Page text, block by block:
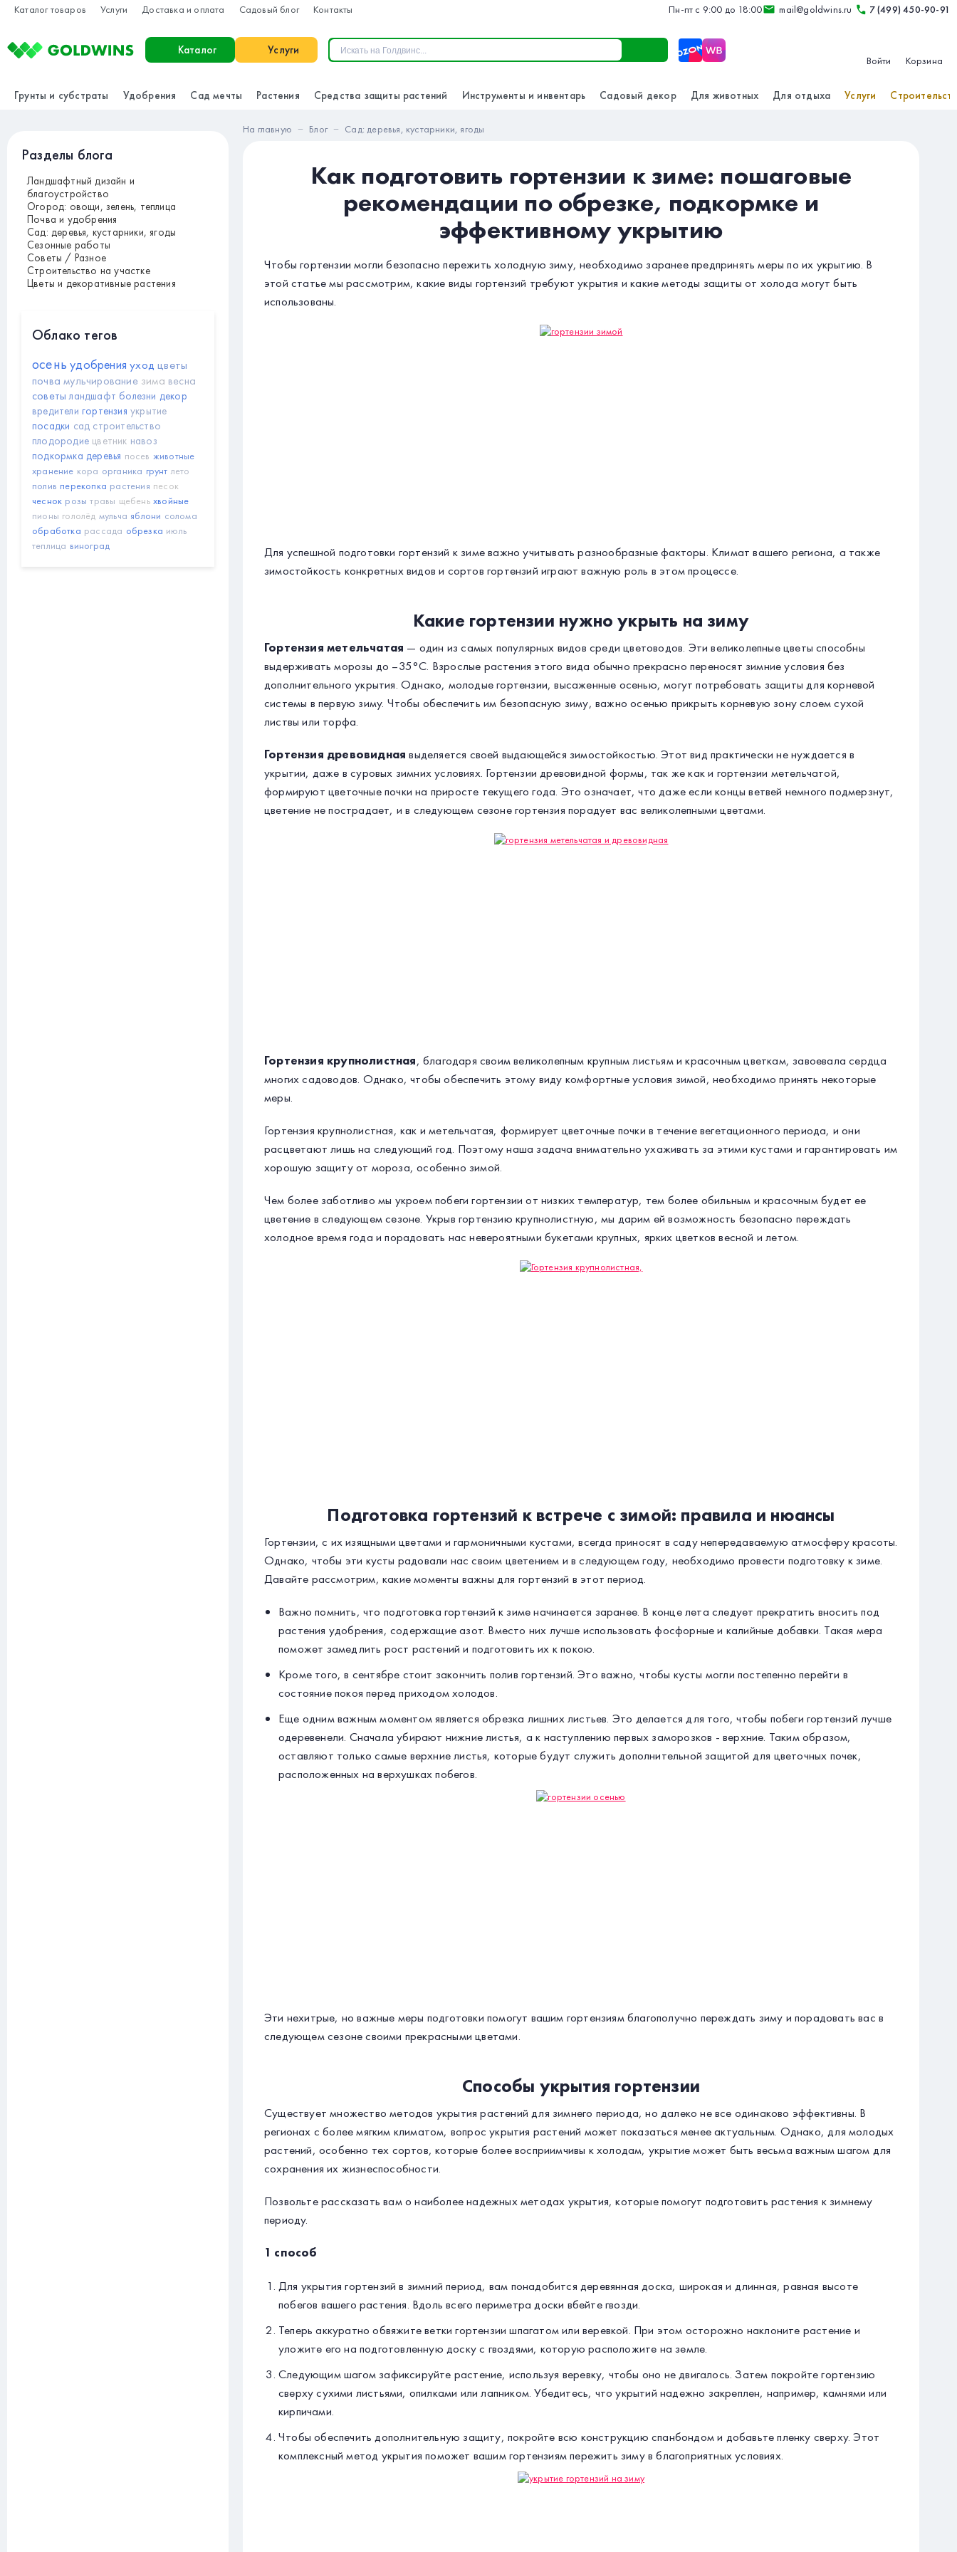
Каталог товаров Услуги Доставка и оплата Садовый блог Контакты Пн-пт с 9:00 до 18:00 mail@goldwins.ru 7 (499) 450-90-91
Каталог Услуги
Корзина
Войти
Грунты и субстраты Удобрения Сад мечты Растения Средства защиты растений Инструменты и инвентарь Садовый декор Для животных Для отдыха Услуги
Разделы блога
Ландшафтный дизайн и
благоустройство
Огород: овощи, зелень, теплица
Почва и удобрения
Сад: деревья, кустарники, ягоды
Сезонные работы
Советы / Разное
Строительство на участке
Цветы и декоративные растения
Облако тегов
осень удобрения уход цветы
почва мульчирование зима весна
советы ландшафт болезни декор
вредители гортензия укрытие
посадки сад строительство
плодородие цветник навоз
подкормка деревья посев животные
хранение кора органика грунт лето
полив перекопка растения песок
чеснок розы травы щебень хвойные
пионы гололёд мульча яблони солома
обработка рассада обрезка июль
теплица виноград
На главную Блог Сад: деревья, кустарники, ягоды
Как подготовить гортензии к зиме: пошаговые
рекомендации по обрезке, подкормке и
эффективному укрытию
Чтобы гортензии могли безопасно пережить холодную зиму, необходимо заранее предпринять меры по их укрытию. В
этой статье мы рассмотрим, какие виды гортензий требуют укрытия и какие методы защиты от холода могут быть
использованы.
Для успешной подготовки гортензий к зиме важно учитывать разнообразные факторы. Климат вашего региона, а также
зимостойкость конкретных видов и сортов гортензий играют важную роль в этом процессе.
Какие гортензии нужно укрыть на зиму
Гортензия метельчатая — один из самых популярных видов среди цветоводов. Эти великолепные цветы способны
выдерживать морозы до –35°C. Взрослые растения этого вида обычно прекрасно переносят зимние условия без
дополнительного укрытия. Однако, молодые гортензии, высаженные осенью, могут потребовать защиты для корневой
системы в первую зиму. Чтобы обеспечить им безопасную зиму, важно осенью прикрыть корневую зону слоем сухой
листвы или торфа.
Гортензия древовидная выделяется своей выдающейся зимостойкостью. Этот вид практически не нуждается в
укрытии, даже в суровых зимних условиях. Гортензии древовидной формы, так же как и гортензии метельчатой,
формируют цветочные почки на приросте текущего года. Это означает, что даже если концы ветвей немного подмерзнут,
цветение не пострадает, и в следующем сезоне гортензия порадует вас великолепными цветами.
Гортензия крупнолистная, благодаря своим великолепным крупным листьям и красочным цветкам, завоевала сердца
многих садоводов. Однако, чтобы обеспечить этому виду комфортные условия зимой, необходимо принять некоторые
меры.
Гортензия крупнолистная, как и метельчатая, формирует цветочные почки в течение вегетационного периода, и они
расцветают лишь на следующий год. Поэтому наша задача внимательно ухаживать за этими кустами и гарантировать им
хорошую защиту от мороза, особенно зимой.
Чем более заботливо мы укроем побеги гортензии от низких температур, тем более обильным и красочным будет ее
цветение в следующем сезоне. Укрыв гортензию крупнолистную, мы дарим ей возможность безопасно переждать
холодное время года и порадовать нас невероятными букетами крупных, ярких цветков весной и летом.
Подготовка гортензий к встрече с зимой: правила и нюансы
Гортензии, с их изящными цветами и гармоничными кустами, всегда приносят в саду непередаваемую атмосферу красоты.
Однако, чтобы эти кусты радовали нас своим цветением и в следующем году, необходимо провести подготовку к зиме.
Давайте рассмотрим, какие моменты важны для гортензий в этот период.
Важно помнить, что подготовка гортензий к зиме начинается заранее. В конце лета следует прекратить вносить под
растения удобрения, содержащие азот. Вместо них лучше использовать фосфорные и калийные добавки. Такая мера
поможет замедлить рост растений и подготовить их к покою.
Кроме того, в сентябре стоит закончить полив гортензий. Это важно, чтобы кусты могли постепенно перейти в
состояние покоя перед приходом холодов.
Еще одним важным моментом является обрезка лишних листьев. Это делается для того, чтобы побеги гортензий лучше
одеревенели. Сначала убирают нижние листья, а к наступлению первых заморозков - верхние. Таким образом,
оставляют только самые верхние листья, которые будут служить дополнительной защитой для цветочных почек,
расположенных на верхушках побегов.
Эти нехитрые, но важные меры подготовки помогут вашим гортензиям благополучно переждать зиму и порадовать вас в
следующем сезоне своими прекрасными цветами.
Способы укрытия гортензии
Существует множество методов укрытия растений для зимнего периода, но далеко не все одинаково эффективны. В
регионах с более мягким климатом, вопрос укрытия растений может показаться менее актуальным. Однако, для молодых
растений, особенно тех сортов, которые более восприимчивы к холодам, укрытие может быть весьма важным шагом для
сохранения их жизнеспособности.
Позвольте рассказать вам о наиболее надежных методах укрытия, которые помогут подготовить растения к зимнему
периоду.
1 способ
Для укрытия гортензий в зимний период, вам понадобится деревянная доска, широкая и длинная, равная высоте
побегов вашего растения. Вдоль всего периметра доски вбейте гвозди.
Теперь аккуратно обвяжите ветки гортензии шпагатом или веревкой. При этом осторожно наклоните растение и
уложите его на подготовленную доску с гвоздями, которую расположите на земле.
Следующим шагом зафиксируйте растение, используя веревку, чтобы оно не двигалось. Затем покройте гортензию
сверху сухими листьями, опилками или лапником. Убедитесь, что укрытий надежно закреплен, например, камнями или
кирпичами.
Чтобы обеспечить дополнительную защиту, покройте всю конструкцию спанбондом и добавьте пленку сверху. Этот
комплексный метод укрытия поможет вашим гортензиям пережить зиму в благоприятных условиях.